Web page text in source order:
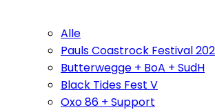
Alle
Pauls Coastrock Festival
Butterwegge + BoA + SudH
Black Tides Fest V
Oxo 86 + Support